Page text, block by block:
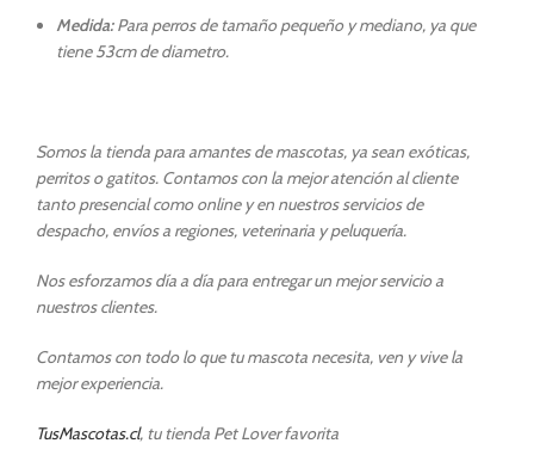
Medida:Para perros de tamaño pequeño y mediano, ya que
tiene 53cm de diametro.
Somos la tienda para amantes de mascotas, ya sean exóticas,
perritos o gatitos. Contamos con la mejor atención al cliente
tanto presencial como online y en nuestros servicios de
despacho, envíos a regiones, veterinaria y peluquería.
Nos esforzamos día a día para entregar un mejor servicio a
nuestros clientes.
Contamos con todo lo que tu mascota necesita, ven y vive la
mejor experiencia.
TusMascotas.cl, tu tienda Pet Lover favorita